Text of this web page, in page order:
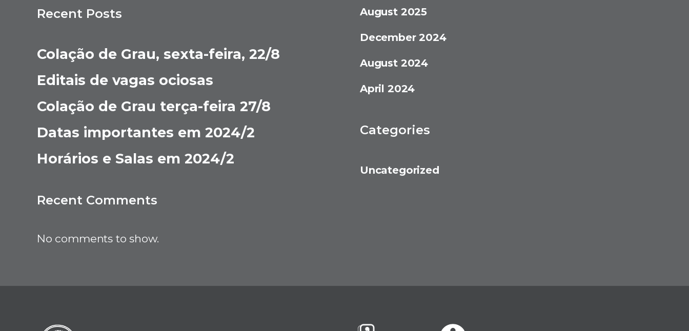
Recent Posts
Colação de Grau, sexta-feira, 22/8
Editais de vagas ociosas
Colação de Grau terça-feira 27/8
Datas importantes em 2024/2
Horários e Salas em 2024/2
Recent Comments
No comments to show.
August 2025
December 2024
August 2024
April 2024
Categories
Uncategorized